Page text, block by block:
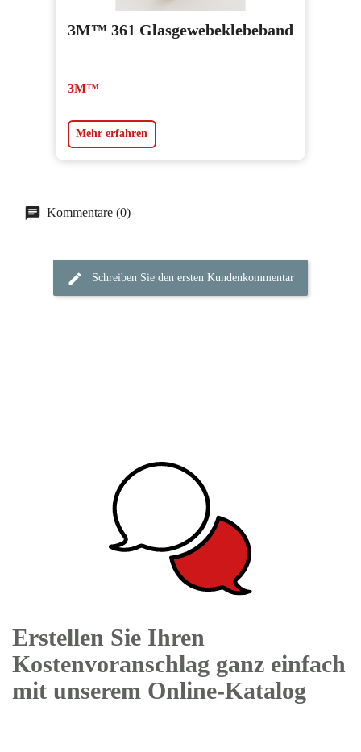
3M™ 361 Glasgewebeklebeband
3M™
Mehr erfahren
Kommentare (0)
Schreiben Sie den ersten Kundenkommentar
Erstellen Sie Ihren
Kostenvoranschlag ganz einfach
mit unserem Online-Katalog